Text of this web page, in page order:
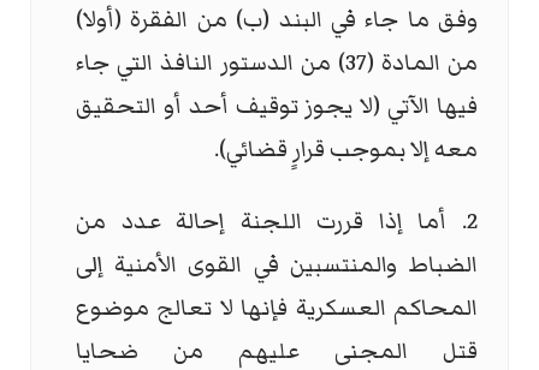
وفق ما جاء في البند (ب) من الفقرة (أولا)
من المادة (37) من الدستور النافذ التي جاء
فيها الآتي (لا يجوز توقيف أحد أو التحقيق
معه إلا بموجب قرارٍ قضائي).
2. أما إذا قررت اللجنة إحالة عدد من
الضباط والمنتسبين في القوى الأمنية إلى
المحاكم العسكرية فإنها لا تعالج موضوع
قتل المجنى عليهم من ضحايا